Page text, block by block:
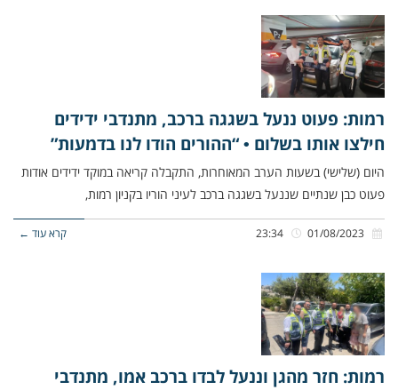
רמות: פעוט ננעל בשגגה ברכב, מתנדבי ידידים
חילצו אותו בשלום • “ההורים הודו לנו בדמעות”
היום (שלישי) בשעות הערב המאוחרות, התקבלה קריאה במוקד ידידים אודות
פעוט כבן שנתיים שננעל בשגגה ברכב לעיני הוריו בקניון רמות,
קרא עוד ←
רמות: חזר מהגן וננעל לבדו ברכב אמו, מתנדבי